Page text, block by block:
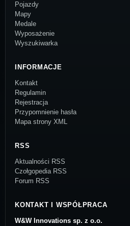
Pojazdy
Mapy
Medale
Wyposażenie
Wyszukiwarka
INFORMACJE
Kontakt
Regulamin
Rejestracja
Przypomnienie hasła
Mapa strony XML
RSS
Aktualności RSS
Czołgopedia RSS
Forum RSS
KONTAKT I WSPÓŁPRACA
W&W Innovations sp. z o.o.